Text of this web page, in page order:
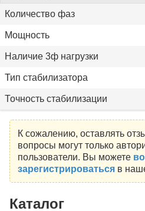
Количество фаз
Мощность
Наличие 3ф нагрузки
Тип стабилизатора
Точность стабилизации
К сожалению, оставлять
вопросы могут только
пользователи. Вы можете
зарегистрироватьсяв
Каталог